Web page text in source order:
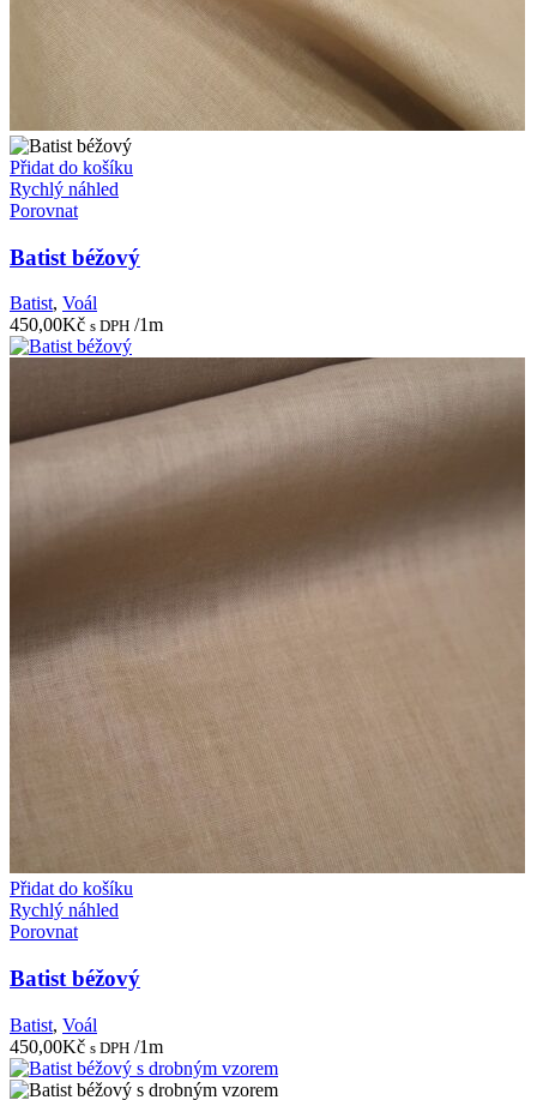
Přidat do košíku
Rychlý náhled
Porovnat
Batist béžový
Batist, Voál
450,00Kč s DPH /1m
Přidat do košíku
Rychlý náhled
Porovnat
Batist béžový
Batist, Voál
450,00Kč s DPH /1m